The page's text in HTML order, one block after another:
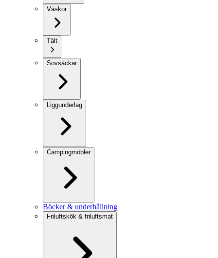
Väskor
Tält
Sovsäckar
Liggunderlag
Campingmöbler
Böcker & underhållning
Friluftskök & friluftsmat